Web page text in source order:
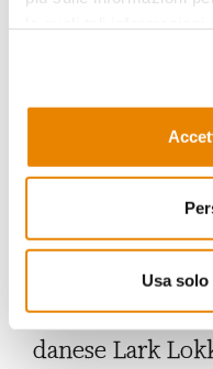
Usa
incoraggiare le
introdotto una
particolare alle
che impone ai
imparare i
parità di genere
In
danese Lark